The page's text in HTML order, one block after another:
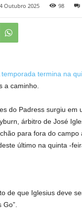
4 Outubro 2025 98
temporada termina na
a caminho.
do Padress surgiu em
árbitro de José
para fora do campo
último na quinta -
de que Iglesius deve